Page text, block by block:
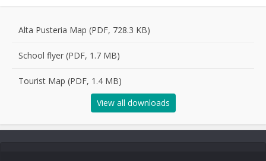
Alta Pusteria Map (PDF, 728.3 KB)
School flyer (PDF, 1.7 MB)
Tourist Map (PDF, 1.4 MB)
View all downloads